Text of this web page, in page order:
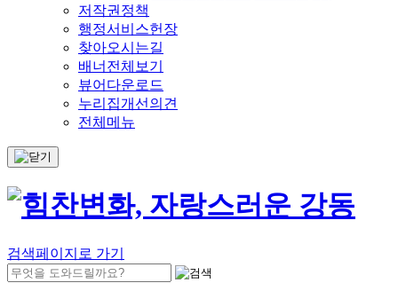
저작권정책
행정서비스헌장
찾아오시는길
배너전체보기
뷰어다운로드
누리집개선의견
전체메뉴
검색페이지로 가기